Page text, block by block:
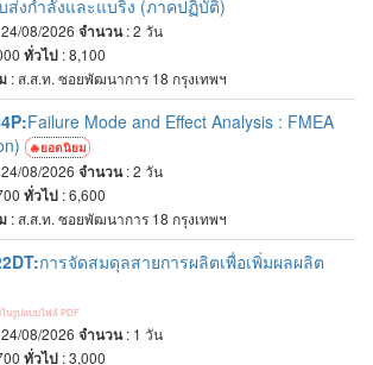
ส่งกำลังและแบริ่ง (ภาคปฏิบัติ)
24/08/2026 จำนวน: 2 วัน
ทั่วไป : 8,100
: ส.ส.ท. ซอยพัฒนาการ 18 กรุงเทพฯ
Failure Mode and Effect Analysis : FMEA
ยอดนิยม
24/08/2026 จำนวน: 2 วัน
ทั่วไป : 6,600
: ส.ส.ท. ซอยพัฒนาการ 18 กรุงเทพฯ
การจัดสมดุลสายการผลิตเพื่อเพิ่มผลผลิต
นรูปแบบไฟล์ PDF
24/08/2026 จำนวน: 1 วัน
ทั่วไป : 3,000